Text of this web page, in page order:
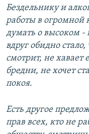
Бездельнику и
работы в огромной
думать о высоком
вдруг обидно
смотрит, не хавает
бредни, не хочет
покоя.
Есть другое
прав всех, кто не